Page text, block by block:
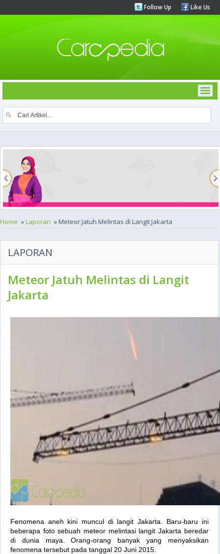
Follow Up Like Us
Home »Laporan » Meteor Jatuh Melintas di Langit Jakarta
LAPORAN
Meteor Jatuh Melintas di Langit
Jakarta
Fenomena aneh kini muncul di langit Jakarta. Baru-baru ini
beberapa foto sebuah meteor melintasi langit Jakarta beredar
di dunia maya. Orang-orang banyak yang menyaksikan
fenomena tersebut pada tanggal 20 Juni 2015.